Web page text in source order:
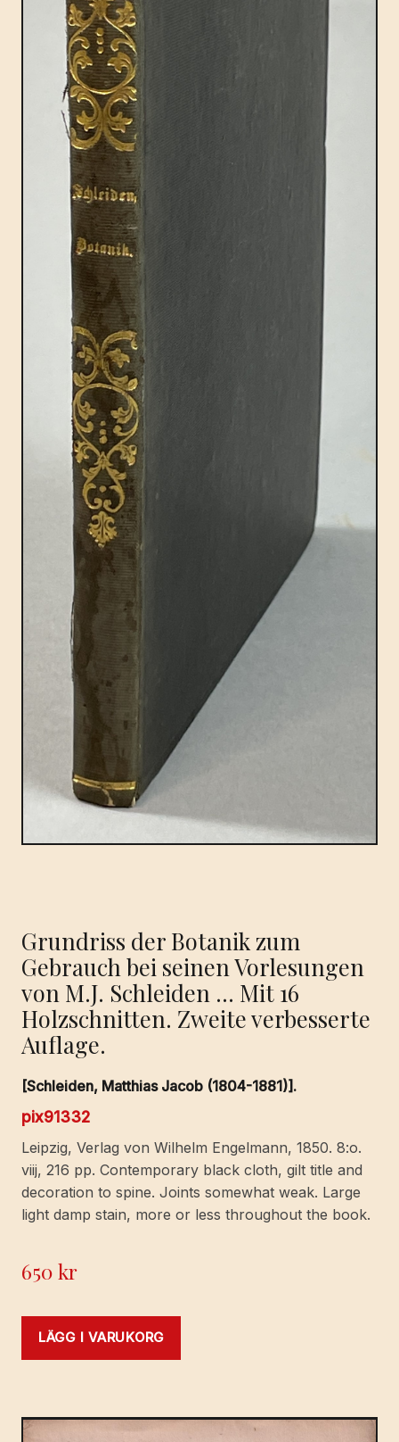
Grundriss der Botanik zum
Gebrauch bei seinen Vorlesungen
von M.J. Schleiden … Mit 16
Holzschnitten. Zweite verbesserte
Auflage.
[Schleiden, Matthias Jacob (1804-1881)].
pix91332
Leipzig, Verlag von Wilhelm Engelmann, 1850. 8:o.
viij, 216 pp. Contemporary black cloth, gilt title and
decoration to spine. Joints somewhat weak. Large
light damp stain, more or less throughout the book.
650kr
LÄGG I VARUKORG